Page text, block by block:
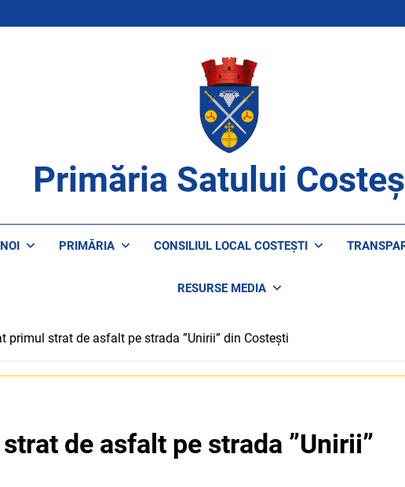
Primăria Satului
PRIMĂRIA CONSILIUL LOCAL COSTEȘTI
RESURSE MEDIA
primul strat de asfalt pe strada ”Unirii” din Costești
de asfalt pe strada ”Unirii”